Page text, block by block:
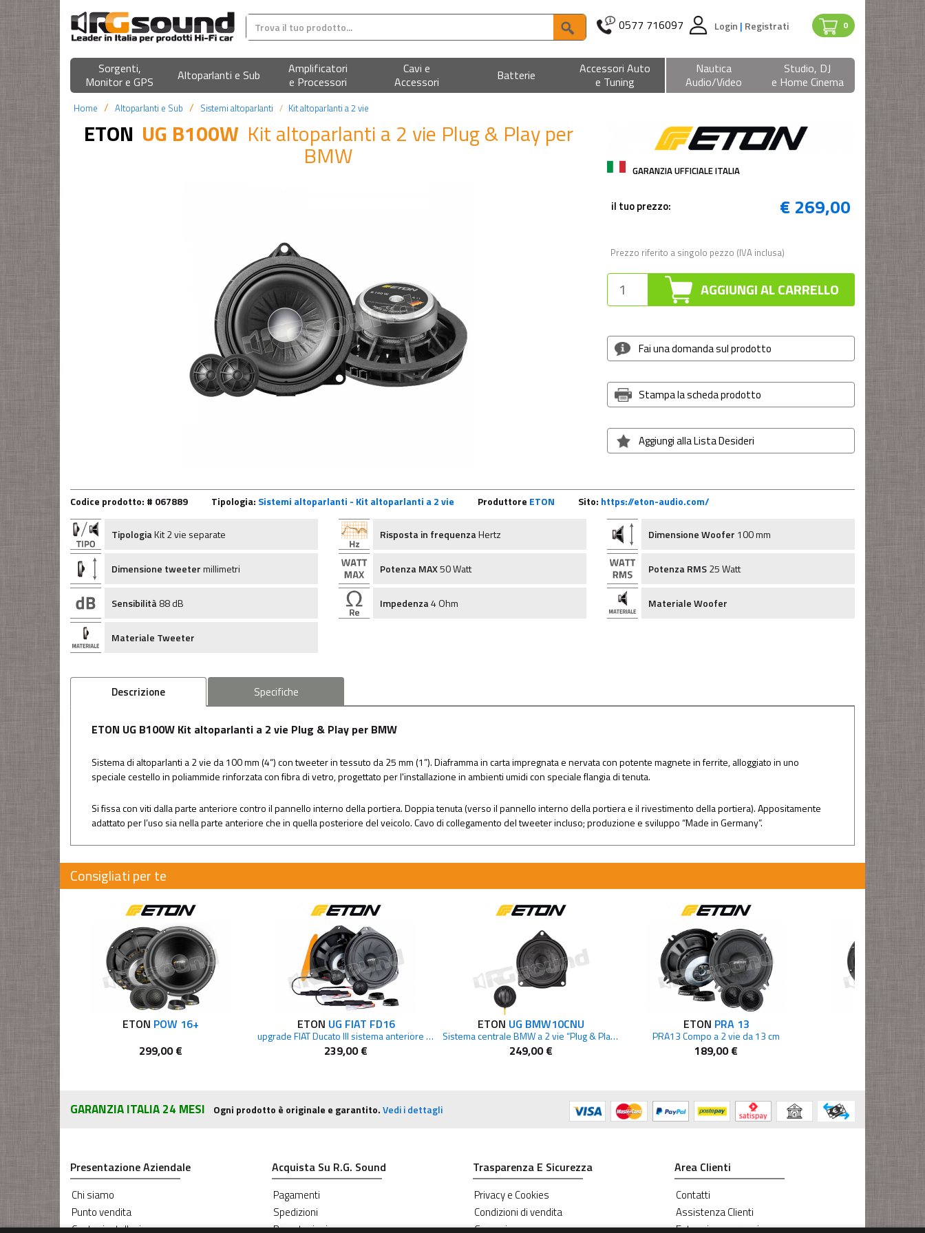
0
0577 716097 Login | Registrati
Sorgenti,
Monitor e GPS
Altoparlanti e Sub
Amplificatori
e Processori
Cavi e
Accessori
Batterie
Accessori Auto
e Tuning
Nautica
Audio/Video
Studio, DJ
e Home Cinema
Home Altoparlanti e Sub Sistemi altoparlanti Kit altoparlanti a 2 vie
ETON UG B100W Kit altoparlanti a 2 vie Plug & Play per
BMW GARANZIA UFFICIALE ITALIA
€ 269,00
il tuo prezzo:
Prezzo riferito a singolo pezzo (IVA inclusa)
AGGIUNGI AL CARRELLO
Fai una domanda sul prodotto
Stampa la scheda prodotto
Aggiungi alla Lista Desideri
Codice prodotto: # 067889 Tipologia: Sistemi altoparlanti - Kit altoparlanti a 2 vie Produttore ETON Sito: https://eton-audio.com/
TipologiaKit 2 vie separate Risposta in frequenzaHertz Dimensione Woofer 100 mm
Dimensione tweetermillimetri Potenza MAX50 Watt Potenza RMS25 Watt
Sensibilità88 dB Impedenza4 Ohm Materiale Woofer
Materiale Tweeter
Descrizione Specifiche
ETON UG B100W Kit altoparlanti a 2 vie Plug & Play per BMW
Sistema di altoparlanti a 2 vie da 100 mm (4“) con tweeter in tessuto da 25 mm (1”). Diaframma in carta impregnata e nervata con potente magnete in ferrite, alloggiato in uno
speciale cestello in poliammide rinforzata con fibra di vetro, progettato per l'installazione in ambienti umidi con speciale flangia di tenuta.
Si fissa con viti dalla parte anteriore contro il pannello interno della portiera. Doppia tenuta (verso il pannello interno della portiera e il rivestimento della portiera). Appositamente
adattato per l’uso sia nella parte anteriore che in quella posteriore del veicolo. Cavo di collegamento del tweeter incluso; produzione e sviluppo “Made in Germany”.
Consigliati per te
ETON POW 16+
299,00 €
ETON UG FIAT FD16
upgrade FIAT Ducato III sistema anteriore a 2 vie
239,00 €
ETON UG BMW10CNU
Sistema centrale BMW a 2 vie “Plug & Play” di ultima generazione
249,00 €
ETON PRA 13
PRA13 Compo a 2 vie da 13 cm
189,00 €
ETON
GARANZIA ITALIA 24 MESI Ogni prodotto è originale e garantito.Vedi i dettagli
Presentazione Aziendale
Chi siamo
Punto vendita
Centro installazione
Acquista Su R.G. Sound
Pagamenti
Spedizioni
Prenotazioni
Trasparenza E Sicurezza
Privacy e Cookies
Condizioni di vendita
Garanzie
Area Clienti
Contatti
Assistenza Clienti
Estensione garanzia